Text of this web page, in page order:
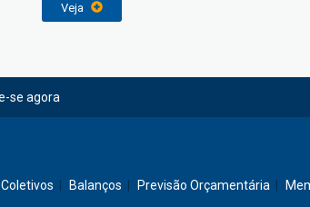
Veja
se agora
Balanços Previsão Orçamentária